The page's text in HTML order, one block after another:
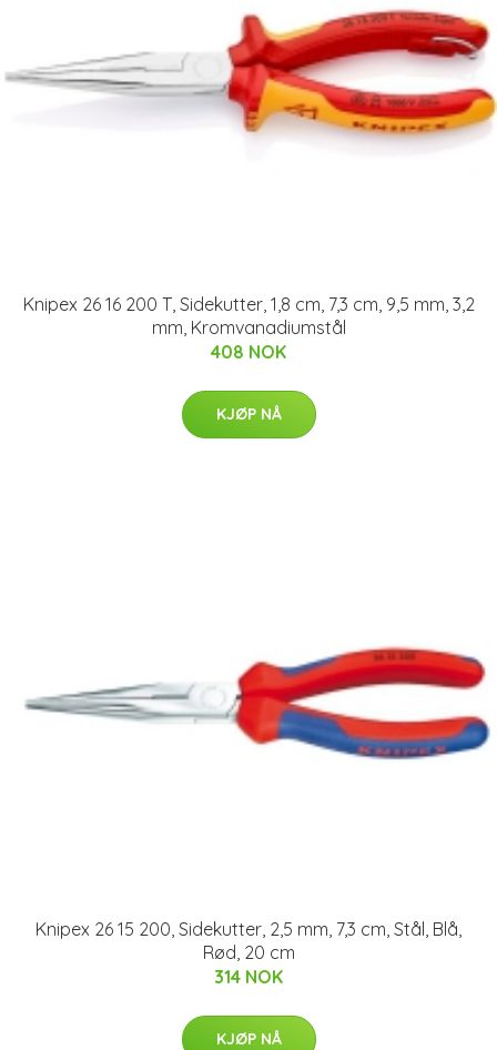
Knipex 26 16 200 T, Sidekutter, 1,8 cm, 7,3 cm, 9,5 mm, 3,2
mm, Kromvanadiumstål
408 NOK
KJØP NÅ
Knipex 26 15 200, Sidekutter, 2,5 mm, 7,3 cm, Stål, Blå,
Rød, 20 cm
314 NOK
KJØP NÅ